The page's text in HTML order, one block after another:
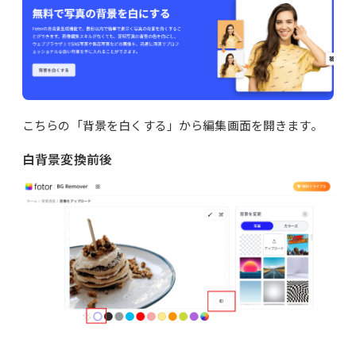
こちらの「背景を白くする」から編集画面を開きます。
白背景変換前後